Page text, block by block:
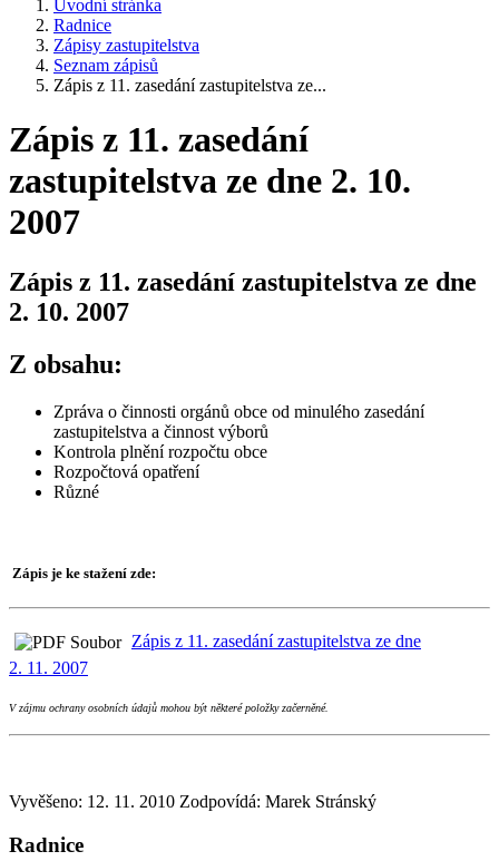
Úvodní stránka
Radnice
Zápisy zastupitelstva
Seznam zápisů
Zápis z 11. zasedání zastupitelstva ze...
Zápis z 11. zasedání
zastupitelstva ze dne 2. 10.
2007
Zápis z 11. zasedání zastupitelstva ze dne
2. 10. 2007
Z obsahu:
Zpráva o činnosti orgánů obce od minulého zasedání
zastupitelstva a činnost výborů
Kontrola plnění rozpočtu obce
Rozpočtová opatření
Různé
Zápis je ke stažení zde:
Zápis z 11. zasedání zastupitelstva ze dne
2. 11. 2007
V zájmu ochrany osobních údajů mohou být některé položky začerněné.
Vyvěšeno: 12. 11. 2010 Zodpovídá: Marek Stránský
Radnice